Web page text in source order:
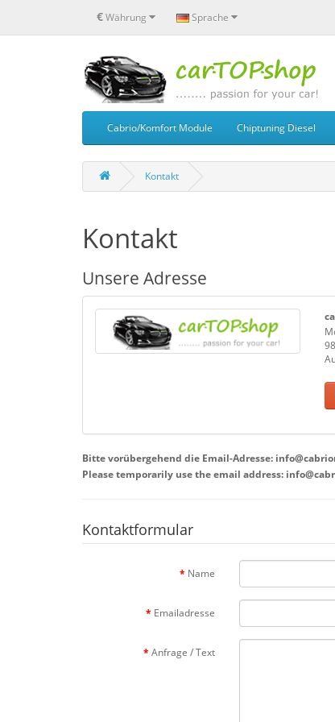
€Währung Sprache
Cabrio/Komfort Module Chiptuning Diesel
Kontakt
Kontakt
Unsere Adresse
Bitte vorübergehend die Email-Adresse:
Please temporarily use the email address:
Kontaktformular
Name
Emailadresse
Anfrage / Text